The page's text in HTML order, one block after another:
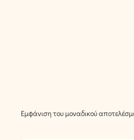
Εμφάνιση του μοναδικού